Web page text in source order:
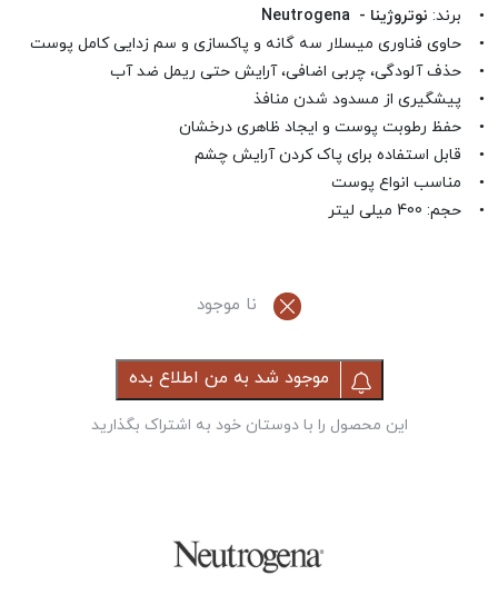
• برند: نوتروژینا - Neutrogena
• حاوی فناوری میسلار سه گانه و پاکسازی و سم زدایی کامل پوست
• حذف آلودگی، چربی اضافی، آرایش حتی ریمل ضد آب
• پیشگیری از مسدود شدن منافذ
• حفظ رطوبت پوست و ایجاد ظاهری درخشان
• قابل استفاده برای پاک کردن آرایش چشم
• مناسب انواع پوست
• حجم: 400 میلی لیتر
نا موجود
موجود شد به من اطلاع بده
این محصول را با دوستان خود به اشتراک بگذارید